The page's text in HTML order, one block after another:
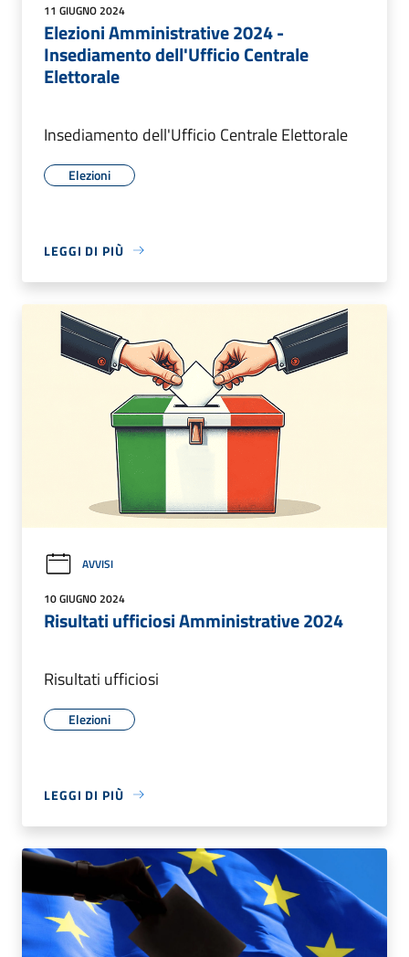
11 GIUGNO 2024
Elezioni Amministrative 2024 -
Insediamento dell'Ufficio Centrale
Elettorale
Insediamento dell'Ufficio Centrale Elettorale
Elezioni
LEGGI DI PIÙ
AVVISI
10 GIUGNO 2024
Risultati ufficiosi Amministrative 2024
Risultati ufficiosi
Elezioni
LEGGI DI PIÙ